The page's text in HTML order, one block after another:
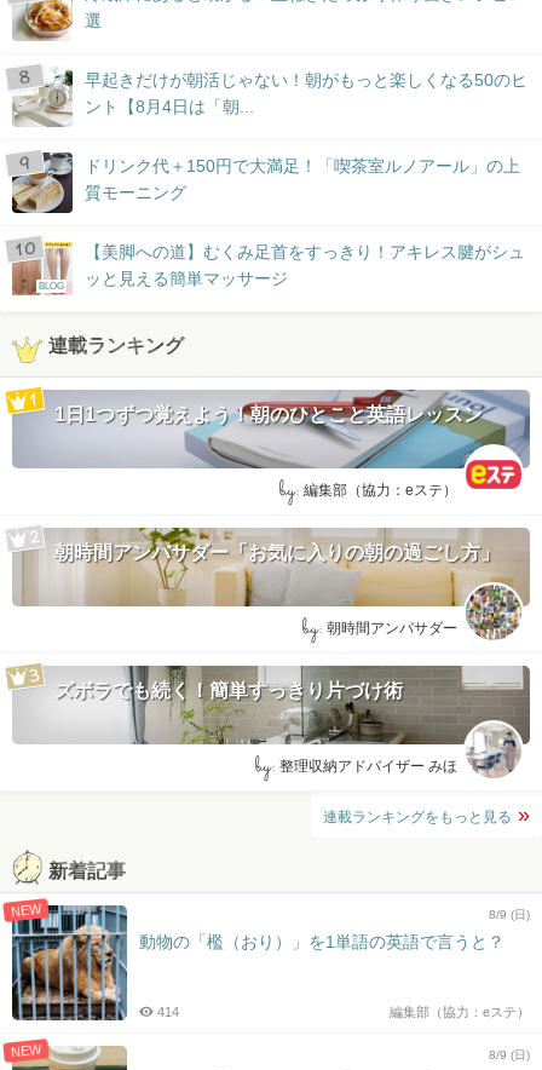
選
早起きだけが朝活じゃない！朝がもっと楽しくなる50のヒ
ント【8月4日は「朝...
ドリンク代＋150円で大満足！「喫茶室ルノアール」の上
質モーニング
BLOG
【美脚への道】むくみ足首をすっきり！アキレス腱がシュ
ッと見える簡単マッサージ
連載ランキング
1日1つずつ覚えよう！朝のひとこと英語レッスン
by: 編集部（協力：eステ）
朝時間アンバサダー「お気に入りの朝の過ごし方」
by: 朝時間アンバサダー
ズボラでも続く！簡単すっきり片づけ術
by: 整理収納アドバイザー みほ
連載ランキングをもっと見る
新着記事
NEW 8/9 (日)
動物の「檻（おり）」を1単語の英語で言うと？
編集部（協力：eステ）
414
NEW 8/9 (日)